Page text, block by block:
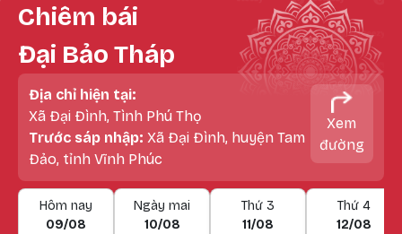
Chiêm bái
Đại Bảo Tháp
Địa chỉ hiện tại:
Xã Đại Đình, Tình Phú Thọ
Trước sáp nhập: Xã Đại Đình, huyện Tam
Đảo, tỉnh Vĩnh Phúc
Xem
đường
Hôm nay
09/08
Ngày mai
10/08
Thứ 3
11/08
Thứ 4
12/08